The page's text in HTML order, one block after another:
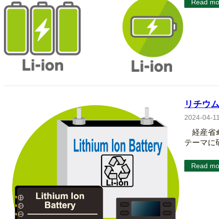
Read
リチウ
2024-04-
経産省
テーマ
Read